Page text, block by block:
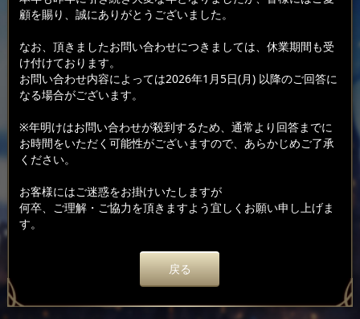
顧を賜り、誠にありがとうございました。
なお、頂きましたお問い合わせにつきましては、休業期間も受
け付けております。
お問い合わせ内容によっては2026年1月5日(月) 以降のご回答に
なる場合がございます。
※年明けはお問い合わせが殺到するため、通常より回答までに
お時間をいただく可能性がございますので、あらかじめご了承
ください。
お客様にはご迷惑をお掛けいたしますが
何卒、ご理解・ご協力を頂きますよう宜しくお願い申し上げま
す。
戻る